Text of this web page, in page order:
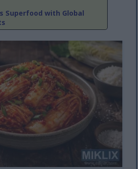
Superfood with Global